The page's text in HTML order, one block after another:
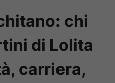
chi
di Lolita
carriera,